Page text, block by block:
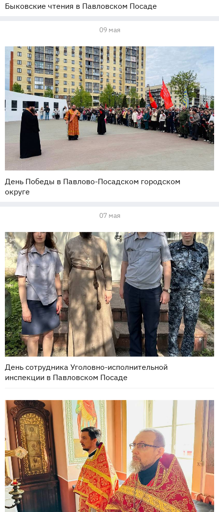
Быковские чтения в Павловском Посаде
09 мая
День Победы в Павлово-Посадском городском
округе
07 мая
День сотрудника Уголовно-исполнительной
инспекции в Павловском Посаде